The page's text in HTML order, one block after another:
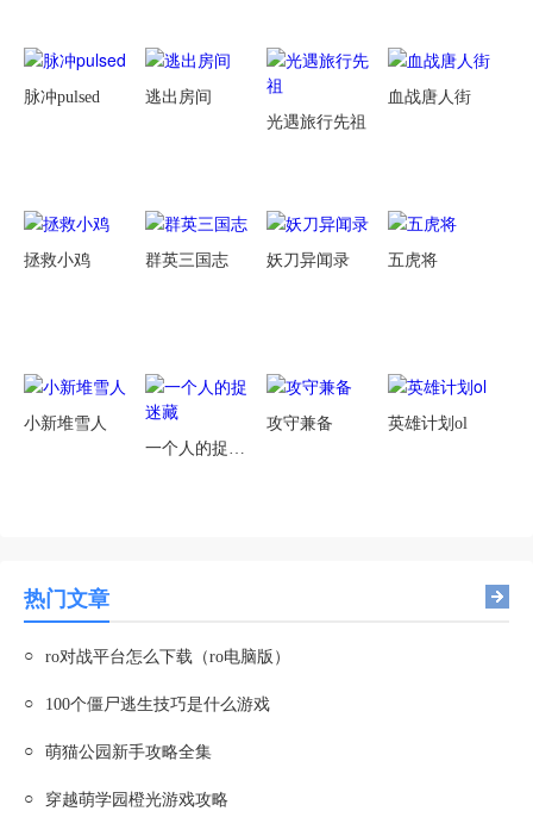
脉冲pulsed
逃出房间
光遇旅行先祖
血战唐人街
拯救小鸡 群英三国志 妖刀异闻录 五虎将
小新堆雪人
一个人的捉迷藏
攻守兼备 英雄计划ol
热门文章
○ ro对战平台怎么下载（ro电脑版）
○ 100个僵尸逃生技巧是什么游戏
○ 萌猫公园新手攻略全集
○ 穿越萌学园橙光游戏攻略